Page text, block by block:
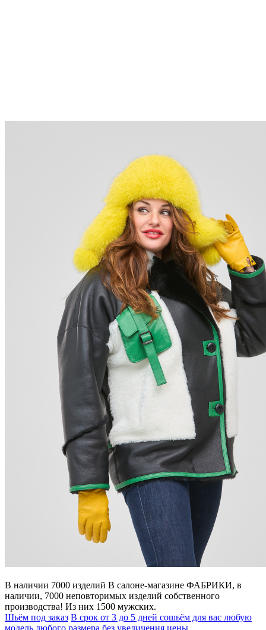
В наличии 7000 изделий В салоне-магазине ФАБРИКИ, в
наличии, 7000 неповторимых изделий собственного
производства! Из них 1500 мужских.
Шьём под заказ В срок от 3 до 5 дней сошьём для вас любую
модель любого размера без увеличения цены